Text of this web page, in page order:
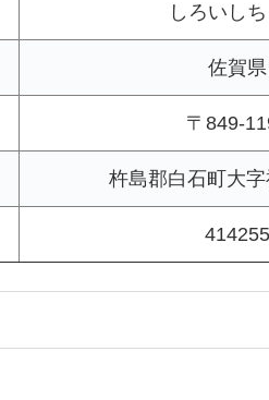
しろいし
佐賀県
〒849-
杵島郡白石町大
414255